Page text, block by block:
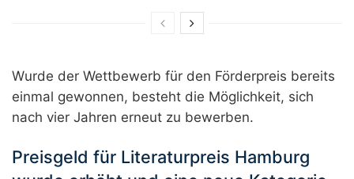
Wurde der Wettbewerb für den Förderpreis bereits
einmal gewonnen, besteht die Möglichkeit, sich
nach vier Jahren erneut zu bewerben.
Preisgeld für Literaturpreis Hamburg